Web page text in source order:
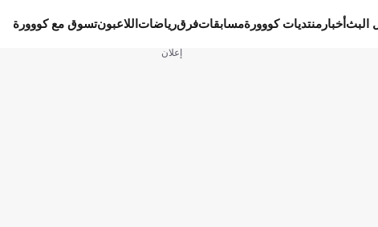
البثأخبار منتديات كووورةمسابقاتفرقرياضات اللاعبونتسوق مع كووورة
إعلان